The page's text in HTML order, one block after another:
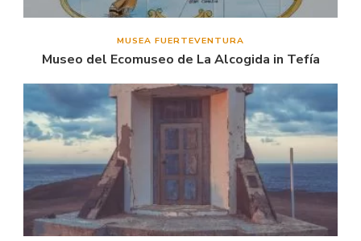
MUSEA FUERTEVENTURA
Museo del Ecomuseo de La Alcogida in Tefía